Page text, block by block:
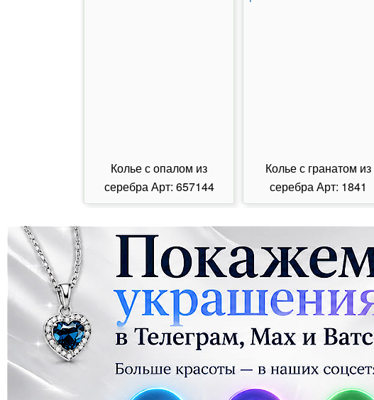
Колье с опалом из
серебра Арт: 657144
Колье с гранатом из
серебра Арт: 1841